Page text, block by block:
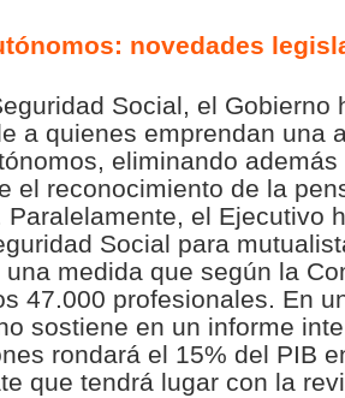
novedades
Social, el Gobierno
a quienes emprendan una
eliminando
el reconocimiento de la
Paralelamente, el Ejecutivo
Social para
medida que según la
47.000 profesionales. En
sostiene en un informe
rondará el 15% del PIB
que tendrá lugar con la